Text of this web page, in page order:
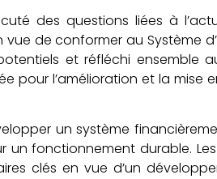
des questions liées à
de conformer au Système
et réfléchi ensemble
pour l’amélioration et la mise
un système
fonctionnement durable.
clés en vue d’un